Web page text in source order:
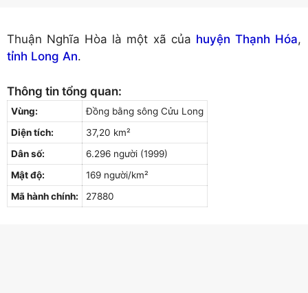
Thuận Nghĩa Hòa là một xã của huyện Thạnh Hóa,
tỉnh Long An.
Thông tin tổng quan:
Vùng:
Đồng bằng sông Cửu Long
Diện tích:
37,20 km²
Dân số:
6.296 người (1999)
Mật độ:
169 người/km²
Mã hành chính:
27880